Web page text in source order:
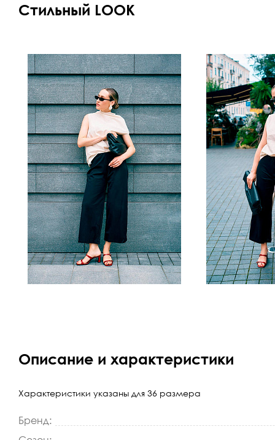
Стильный LOOK
Описание и характеристики
Характеристики указаны для 36 размера
Бренд: